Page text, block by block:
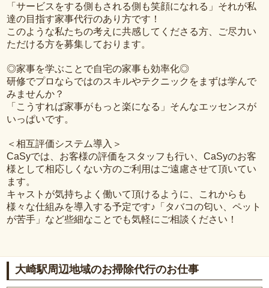
「サービスをする側もされる側も笑顔になれる」それが私
達の目指す家事代行のあり方です！
このような私たちの考えに共感してくださる方、ご尽力い
ただける方を募集しております。
◎家事を学ぶことで自宅の家事も効率化◎
研修でプロならではのスキルやテクニックをまずは学んで
みませんか？
「こうすれば家事がもっと楽になる」そんなエッセンスが
いっぱいです。
＜相互評価システム導入＞
CaSyでは、お客様の評価をスタッフも行い、CaSyのお客
様として相応しくない方のご利用はご遠慮させて頂いてい
ます。
キャストが気持ちよく働いて頂けるように、これからも
様々な仕組みを導入する予定です♪「タバコの匂い、ペット
が苦手」など些細なことでも気軽にご相談ください！
大崎駅周辺地域のお掃除代行のお仕事